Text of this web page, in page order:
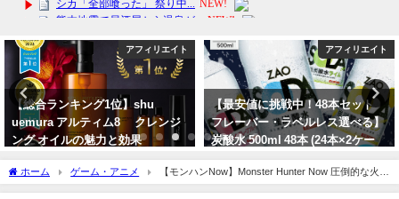
アフィリエイト
【総合ランキング1位】shu
uemura アルティム8∞ クレンジ
ング オイルの魅力と効果
アフィリエイト
【最安値に挑戦中！48本セット
フレーバー・ラベルレス選べる】
炭酸水 500ml 48本 (24本×2ケー
ス)送料無料！
ホーム ゲーム・アニメ
【モンハンNow】Monster Hunter Now 圧倒的な火力
で何もさせない”スラアク装備